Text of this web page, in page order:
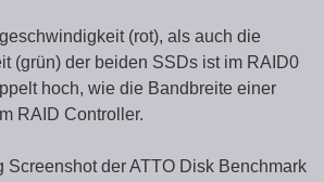
(rot), als auch die
(grün) der beiden SSDs ist im RAID0
hoch, wie die Bandbreite einer
RAID Controller.
Screenshot der ATTO Disk Benchmark